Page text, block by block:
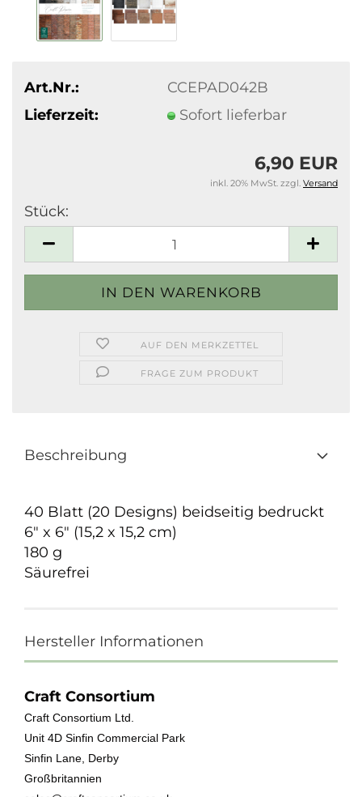
Art.Nr.:
CCEPAD042B
Lieferzeit:
Sofort lieferbar
6,90 EUR
inkl. 20% MwSt. zzgl. Versand
Stück:
AUF DEN MERKZETTEL
FRAGE ZUM PRODUKT
Beschreibung
40 Blatt (20 Designs) beidseitig bedruckt
6" x 6" (15,2 x 15,2 cm)
180 g
Säurefrei
Hersteller Informationen
Craft Consortium
Craft Consortium Ltd.
Unit 4D Sinfin Commercial Park
Sinfin Lane, Derby
Großbritannien